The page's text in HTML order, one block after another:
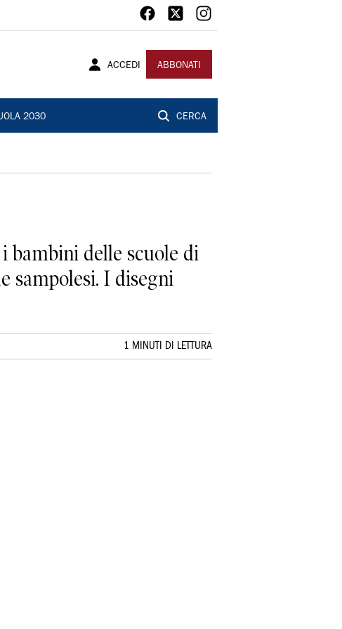
ACCEDI ABBONATI
2030 CERCA
bambini delle scuole di
sampolesi. I disegni
1 MINUTI DI LETTURA